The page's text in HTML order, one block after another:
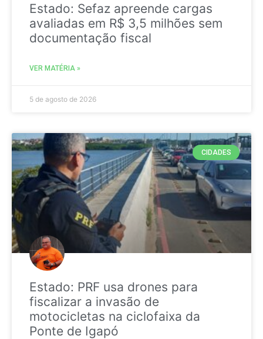
Estado: Sefaz apreende cargas
avaliadas em R$ 3,5 milhões sem
documentação fiscal
VER MATÉRIA »
5 de agosto de 2026
CIDADES
Estado: PRF usa drones para
fiscalizar a invasão de
motocicletas na ciclofaixa da
Ponte de Igapó